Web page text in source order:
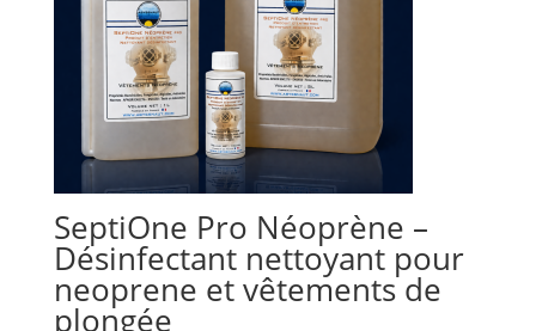
SeptiOne Pro Néoprène –
Désinfectant nettoyant pour
neoprene et vêtements de
plongée